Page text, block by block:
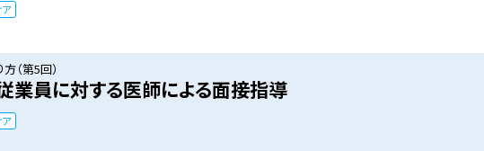
（第5回）
業員に対する医師による面接指導